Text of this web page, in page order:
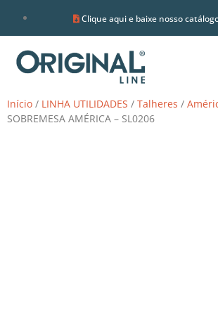
Clique aqui e baixe nosso
Início / LINHA UTILIDADES / Talheres /
SOBREMESA AMÉRICA – SL0206